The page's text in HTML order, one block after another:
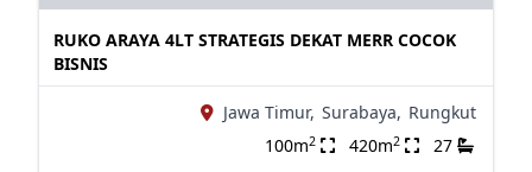
RUKO ARAYA 4LT STRATEGIS DEKAT MERR COCOK
BISNIS
Jawa Timur, Surabaya, Rungkut
100m2 420m2 27